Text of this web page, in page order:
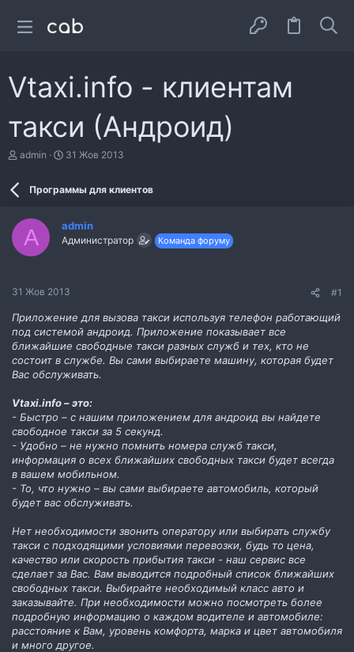
Vtaxi.info - клиентам
такси (Андроид)
А
т
м
и
admin
Д
а
в
о
н
31 Жов 2013
Программы для клиентов
A admin
Администратор Команда форуму
31 Жов 2013 #1
Приложение для вызова такси используя телефон работающий
под системой андроид. Приложение показывает все
ближайшие свободные такси разных служб и тех, кто не
состоит в службе. Вы сами выбираете машину, которая будет
Вас обслуживать.
Vtaxi.info – это:
- Быстро – с нашим приложением для андроид вы найдете
свободное такси за 5 секунд.
- Удобно – не нужно помнить номера служб такси,
информация о всех ближайших свободных такси будет всегда
в вашем мобильном.
- То, что нужно – вы сами выбираете автомобиль, который
будет вас обслуживать.
Нет необходимости звонить оператору или выбирать службу
такси с подходящими условиями перевозки, будь то цена,
качество или скорость прибытия такси - наш сервис все
сделает за Вас. Вам выводится подробный список ближайших
свободных такси. Выбирайте необходимый класс авто и
заказывайте. При необходимости можно посмотреть более
подробную информацию о каждом водителе и автомобиле:
расстояние к Вам, уровень комфорта, марка и цвет автомобиля
и много другое.